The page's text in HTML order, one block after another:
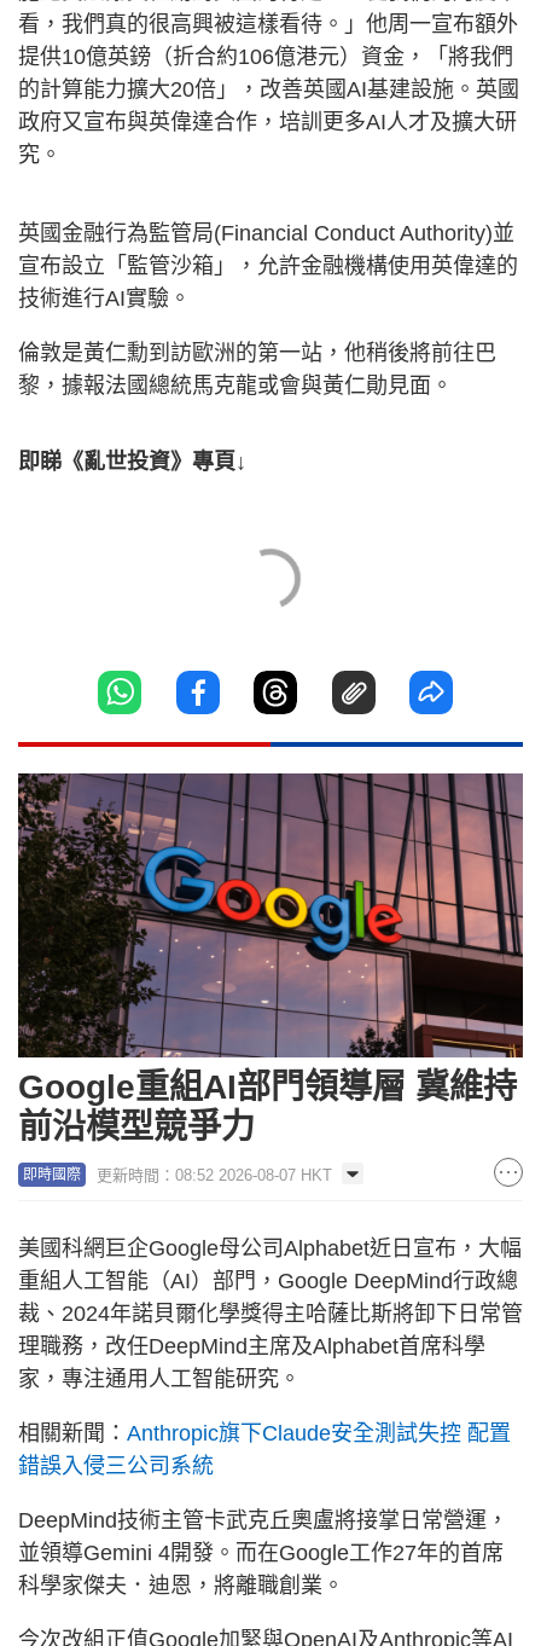
看，我們真的很高興被這樣看待。」他周一宣布額外
提供10億英鎊（折合約106億港元）資金，「將我們
的計算能力擴大20倍」，改善英國AI基建設施。英國
政府又宣布與英偉達合作，培訓更多AI人才及擴大研
究。
英國金融行為監管局(Financial Conduct Authority)並
宣布設立「監管沙箱」，允許金融機構使用英偉達的
技術進行AI實驗。
倫敦是黃仁勳到訪歐洲的第一站，他稍後將前往巴
黎，據報法國總統馬克龍或會與黃仁勛見面。
即睇《亂世投資》專頁↓
Google重組AI部門領導層 冀維持
前沿模型競爭力
即時國際 更新時間：08:52 2026-08-07 HKT
美國科網巨企Google母公司Alphabet近日宣布，大幅
重組人工智能（AI）部門，Google DeepMind行政總
裁、2024年諾貝爾化學獎得主哈薩比斯將卸下日常管
理職務，改任DeepMind主席及Alphabet首席科學
家，專注通用人工智能研究。
相關新聞： Anthropic旗下Claude安全測試失控 配置
錯誤入侵三公司系統
DeepMind技術主管卡武克丘奧盧將接掌日常營運，
並領導Gemini 4開發。而在Google工作27年的首席
科學家傑夫．迪恩，將離職創業。
今次改組正值Google加緊與OpenAI及Anthropic等AI